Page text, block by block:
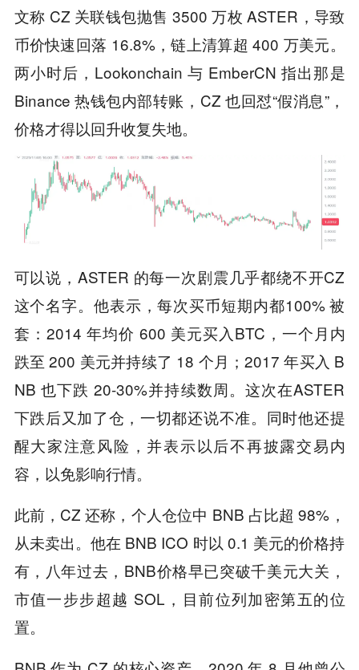
文称 CZ 关联钱包抛售 3500 万枚 ASTER，导致
币价快速回落 16.8%，链上清算超 400 万美元。
两小时后，Lookonchain 与 EmberCN 指出那是
Binance 热钱包内部转账，CZ 也回怼“假消息”，
价格才得以回升收复失地。
可以说，ASTER 的每一次剧震几乎都绕不开CZ
这个名字。他表示，每次买币短期内都100% 被
套：2014 年均价 600 美元买入BTC，一个月内
跌至 200 美元并持续了 18 个月；2017 年买入 B
NB 也下跌 20-30%并持续数周。这次在ASTER
下跌后又加了仓，一切都还说不准。同时他还提
醒大家注意风险，并表示以后不再披露交易内
容，以免影响行情。
此前，CZ 还称，个人仓位中 BNB 占比超 98%，
从未卖出。他在 BNB ICO 时以 0.1 美元的价格持
有，八年过去，BNB价格早已突破千美元大关，
市值一步步超越 SOL，目前位列加密第五的位
置。